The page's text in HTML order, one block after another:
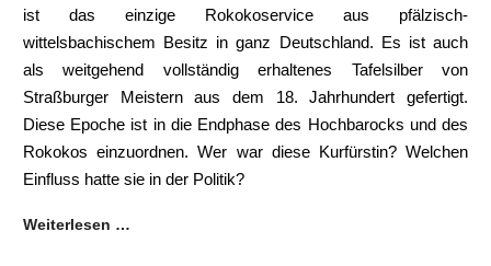
ist das einzige Rokokoservice aus pfälzisch-
wittelsbachischem Besitz in ganz Deutschland. Es ist auch
als weitgehend vollständig erhaltenes Tafelsilber von
Straßburger Meistern aus dem 18. Jahrhundert gefertigt.
Diese Epoche ist in die Endphase des Hochbarocks und des
Rokokos einzuordnen. Wer war diese Kurfürstin? Welchen
Einfluss hatte sie in der Politik?
Weiterlesen …